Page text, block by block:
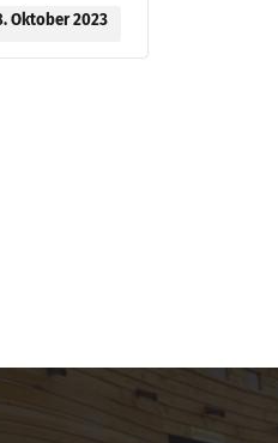
Oktober 2023